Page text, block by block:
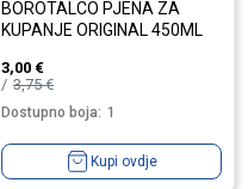
BOROTALCO PJENA ZA
KUPANJE ORIGINAL 450ML
3,00 €
3,75€
Dostupno boja: 1
Kupi ovdje